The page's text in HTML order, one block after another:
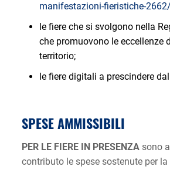
manifestazioni-fieristiche-
le fiere che si svolgono nella
che promuovono le eccellenze
territorio;
le fiere digitali a prescindere
SPESE AMMISSIBILI
PER LE FIERE IN PRESENZAsono
contributo le spese sostenute per